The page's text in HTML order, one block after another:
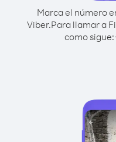
Marca el número
Viber.Para llamar a
como sigue: